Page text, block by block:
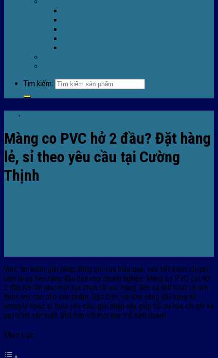
Tìm kiếm:
,
Màng co PVC hở 2 đầu? Đặt hàng
lẻ, sỉ theo yêu cầu tại Cường
Thịnh
Việc tìm kiếm giải pháp đóng gói vừa hiệu quả, vừa tiết kiệm chi phí
luôn là ưu tiên hàng đầu của mọi doanh nghiệp. Màng co PVC cắt hở
2 đầu nổi lên như một lựa chọn tối ưu, mang đến sự linh hoạt và tính
thẩm mỹ cao cho sản phẩm. Đặc biệt, với khả năng đặt hàng số
lượng lẻ hoặc sỉ theo yêu cầu, giải pháp này giúp tối ưu hóa chi phí và
quy trình sản xuất, phù hợp với mọi quy mô kinh doanh.
Mục Lục